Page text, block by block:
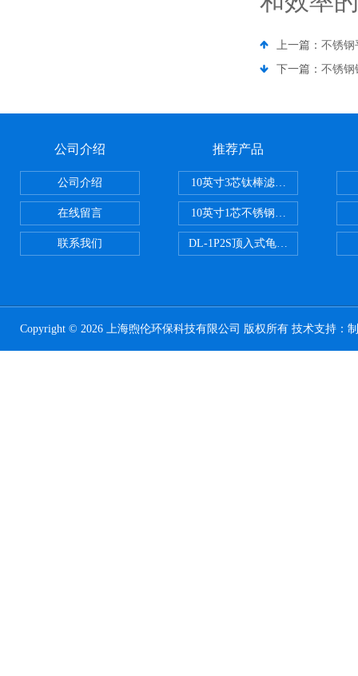
上一篇： 不锈钢
下一篇： 不锈钢
公司介绍
公司介绍
在线留言
联系我们
推荐产品
10英寸3芯钛棒滤芯过滤器
10英寸1芯不锈钢钛棒过滤器
DL-1P2S顶入式龟背过滤器
Copyright © 2026 上海煦伦环保科技有限公司 版权所有 技术支持：